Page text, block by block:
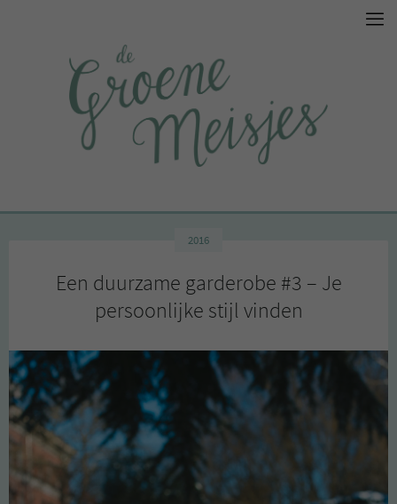
2016
Een duurzame garderobe #3 – Je
persoonlijke stijl vinden